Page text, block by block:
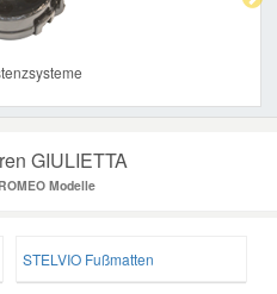
GIULIETTA
Modelle
STELVIO Fußmatten